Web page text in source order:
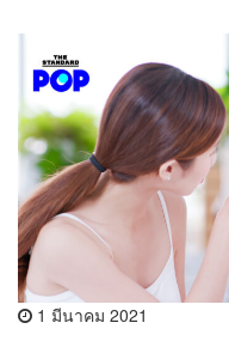
1 มีนาคม 2021